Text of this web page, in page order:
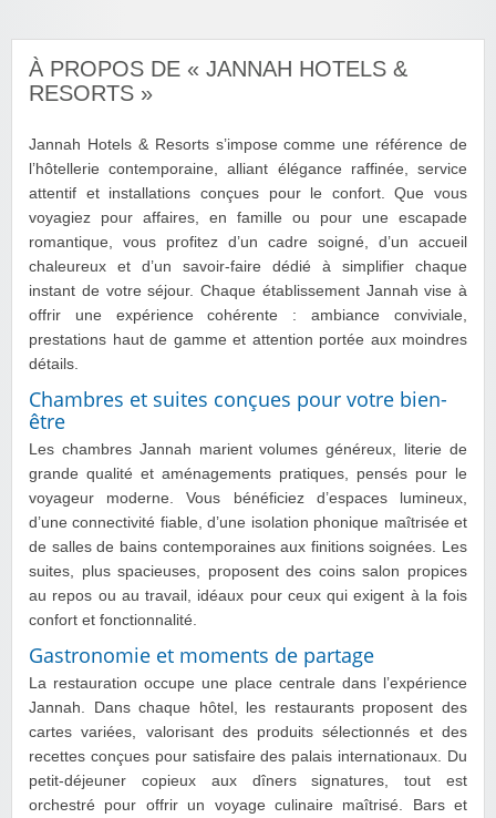
À PROPOS DE « JANNAH HOTELS &
RESORTS »
Jannah Hotels & Resorts s’impose comme une référence de
l’hôtellerie contemporaine, alliant élégance raffinée, service
attentif et installations conçues pour le confort. Que vous
voyagiez pour affaires, en famille ou pour une escapade
romantique, vous profitez d’un cadre soigné, d’un accueil
chaleureux et d’un savoir-faire dédié à simplifier chaque
instant de votre séjour. Chaque établissement Jannah vise à
offrir une expérience cohérente : ambiance conviviale,
prestations haut de gamme et attention portée aux moindres
détails.
Chambres et suites conçues pour votre bien-
être
Les chambres Jannah marient volumes généreux, literie de
grande qualité et aménagements pratiques, pensés pour le
voyageur moderne. Vous bénéficiez d’espaces lumineux,
d’une connectivité fiable, d’une isolation phonique maîtrisée et
de salles de bains contemporaines aux finitions soignées. Les
suites, plus spacieuses, proposent des coins salon propices
au repos ou au travail, idéaux pour ceux qui exigent à la fois
confort et fonctionnalité.
Gastronomie et moments de partage
La restauration occupe une place centrale dans l’expérience
Jannah. Dans chaque hôtel, les restaurants proposent des
cartes variées, valorisant des produits sélectionnés et des
recettes conçues pour satisfaire des palais internationaux. Du
petit-déjeuner copieux aux dîners signatures, tout est
orchestré pour offrir un voyage culinaire maîtrisé. Bars et